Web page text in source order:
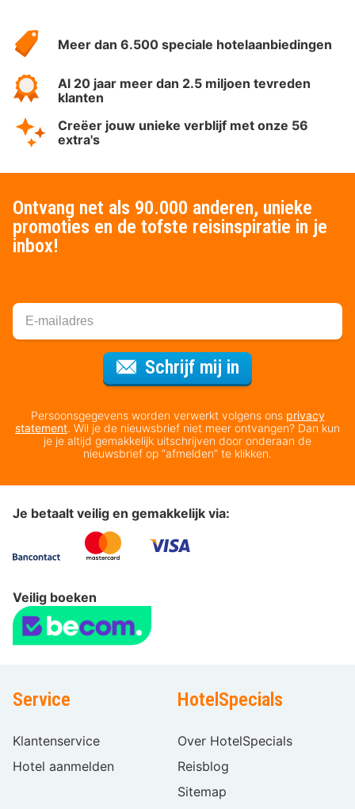
HotelSpecials
Meer dan 6.500 speciale hotelaanbiedingen
Al 20 jaar meer dan 2.5 miljoen tevreden
klanten
Creëer jouw unieke verblijf met onze 56
extra's
Ontvang net als 90.000 anderen, unieke
promoties en de tofste reisinspiratie in je
inbox!
Schrijf mij in
Persoonsgegevens worden verwerkt volgens ons privacy
statement. Wil je de nieuwsbrief niet meer ontvangen? Dan kun
je je altijd gemakkelijk uitschrijven door onderaan de
nieuwsbrief op “afmelden” te klikken.
Je betaalt veilig en gemakkelijk via:
Veilig boeken
Service
Klantenservice
Hotel aanmelden
HotelSpecials
Over HotelSpecials
Reisblog
Sitemap